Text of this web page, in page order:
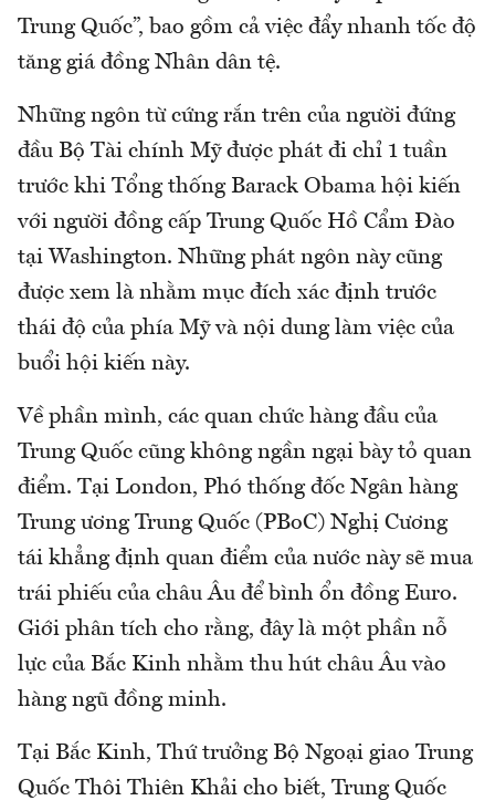
Trung Quốc”, bao gồm cả việc đẩy nhanh tốc độ
tăng giá đồng Nhân dân tệ.
Những ngôn từ cứng rắn trên của người đứng
đầu Bộ Tài chính Mỹ được phát đi chỉ 1 tuần
trước khi Tổng thống Barack Obama hội kiến
với người đồng cấp Trung Quốc Hồ Cẩm Đào
tại Washington. Những phát ngôn này cũng
được xem là nhằm mục đích xác định trước
thái độ của phía Mỹ và nội dung làm việc của
buổi hội kiến này.
Về phần mình, các quan chức hàng đầu của
Trung Quốc cũng không ngần ngại bày tỏ quan
điểm. Tại London, Phó thống đốc Ngân hàng
Trung ương Trung Quốc (PBoC) Nghị Cương
tái khẳng định quan điểm của nước này sẽ mua
trái phiếu của châu Âu để bình ổn đồng Euro.
Giới phân tích cho rằng, đây là một phần nỗ
lực của Bắc Kinh nhằm thu hút châu Âu vào
hàng ngũ đồng minh.
Tại Bắc Kinh, Thứ trưởng Bộ Ngoại giao Trung
Quốc Thôi Thiên Khải cho biết, Trung Quốc